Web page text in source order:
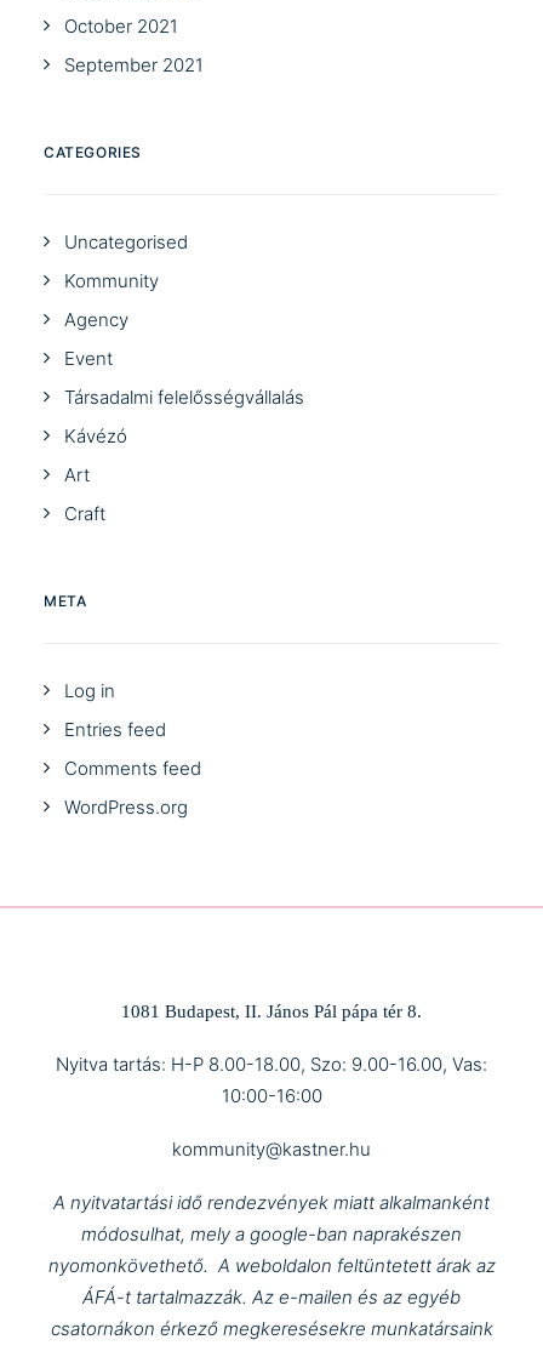
October 2021
September 2021
CATEGORIES
Uncategorised
Kommunity
Agency
Event
Társadalmi felelősségvállalás
Kávézó
Art
Craft
META
Log in
Entries feed
Comments feed
WordPress.org
1081 Budapest, II. János Pál pápa tér 8.
Nyitva tartás: H-P 8.00-18.00, Szo: 9.00-16.00, Vas:
10:00-16:00
kommunity@kastner.hu
A nyitvatartási idő rendezvények miatt alkalmanként
módosulhat, mely a google-ban naprakészen
nyomonkövethető. A weboldalon feltüntetett árak az
ÁFÁ-t tartalmazzák. Az e-mailen és az egyéb
csatornákon érkező megkeresésekre munkatársaink